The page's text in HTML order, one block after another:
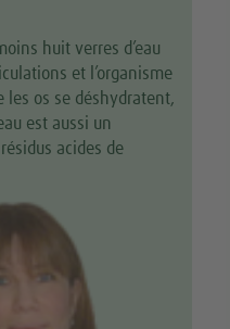
huit verres d’eau
et l’organisme
les os se déshydratent,
est aussi un
acides de